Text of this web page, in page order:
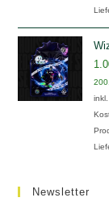
Newsletter